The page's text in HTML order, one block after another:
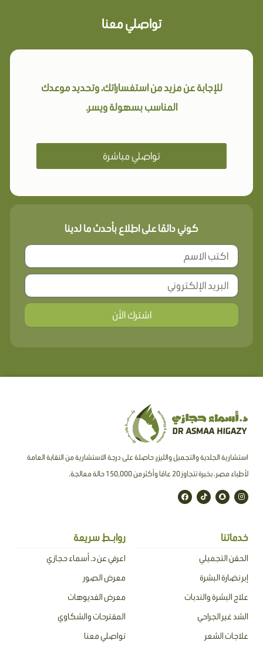
تواصلي معنا
للإجابة عن مزيد من استفساراتك، وتحديد موعدك
المناسب بسهولة ويسر.
تواصلي مباشرة
كوني دائمًا على اطلاع بأحدث ما لدينا
اشترك الأن
استشارية الجلدية والتجميل والليزر، حاصلة على درجة الاستشارية من النقابة العامة
لأطباء مصر ، بخبرة تتجاوز 20 عامًا وأكثر من 150,000 حالة معالجة.
I
n
s
a
S
n
a
a
t
T
i
k
F
a
c
خدماتنا
الحقن التجميلي
إبر نضارة البشرة
علاج البشرة والندبات
الشد غير الجراحي
علاجات الشعر
روابـط سريعة
اعرفي عن د. أسماء حجازي
معرض الصور
معرض الفديوهات
المقترحات والشكاوي
تواصلي معنا